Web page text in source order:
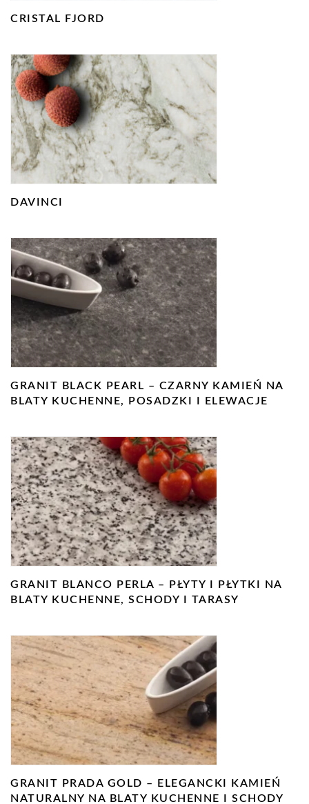
CRISTAL FJORD
DAVINCI
GRANIT BLACK PEARL – CZARNY KAMIEŃ NA
BLATY KUCHENNE, POSADZKI I ELEWACJE
GRANIT BLANCO PERLA – PŁYTY I PŁYTKI NA
BLATY KUCHENNE, SCHODY I TARASY
GRANIT PRADA GOLD – ELEGANCKI KAMIEŃ
NATURALNY NA BLATY KUCHENNE I SCHODY